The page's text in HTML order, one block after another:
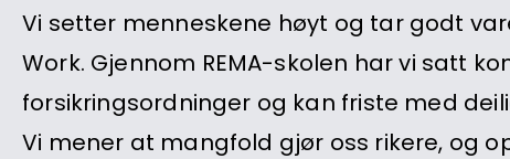
Vi setter menneskene høyt og tar godt
Work. Gjennom REMA-skolen har vi satt
forsikringsordninger og kan friste med
Vi mener at mangfold gjør oss rikere, og